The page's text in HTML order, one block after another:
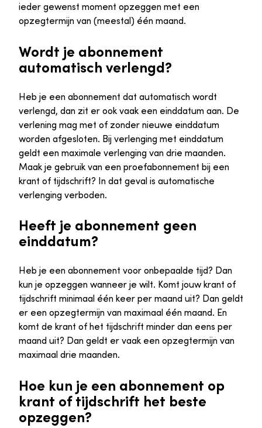
ieder gewenst moment opzeggen met een
opzegtermijn van (meestal) één maand.
Wordt je abonnement
automatisch verlengd?
Heb je een abonnement dat automatisch wordt
verlengd, dan zit er ook vaak een einddatum aan. De
verlening mag met of zonder nieuwe einddatum
worden afgesloten. Bij verlenging met einddatum
geldt een maximale verlenging van drie maanden.
Maak je gebruik van een proefabonnement bij een
krant of tijdschrift? In dat geval is automatische
verlenging verboden.
Heeft je abonnement geen
einddatum?
Heb je een abonnement voor onbepaalde tijd? Dan
kun je opzeggen wanneer je wilt. Komt jouw krant of
tijdschrift minimaal één keer per maand uit? Dan geldt
er een opzegtermijn van maximaal één maand. En
komt de krant of het tijdschrift minder dan eens per
maand uit? Dan geldt er vaak een opzegtermijn van
maximaal drie maanden.
Hoe kun je een abonnement op
krant of tijdschrift het beste
opzeggen?